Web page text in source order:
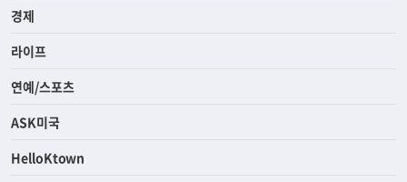
경제
라이프
연예/스포츠
ASK미국
HelloKtown